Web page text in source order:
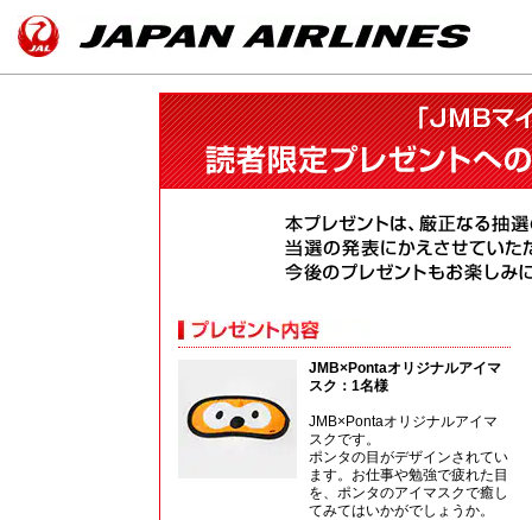
JMB×Pontaオリジナルアイマ
スク：1名様
JMB×Pontaオリジナルアイマ
スクです。
ポンタの目がデザインされてい
ます。お仕事や勉強で疲れた目
を、ポンタのアイマスクで癒し
てみてはいかがでしょうか。